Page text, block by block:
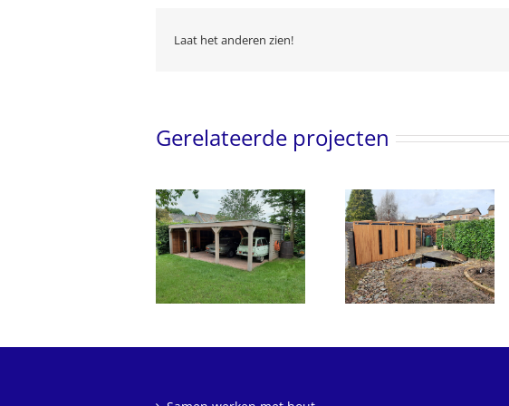
Laat het anderen zien!
Gerelateerde projecten
Houten schuur en
fietsenstalling en
vlonder bij vijver
Houten pergola met
schaduwdoek en
schommel